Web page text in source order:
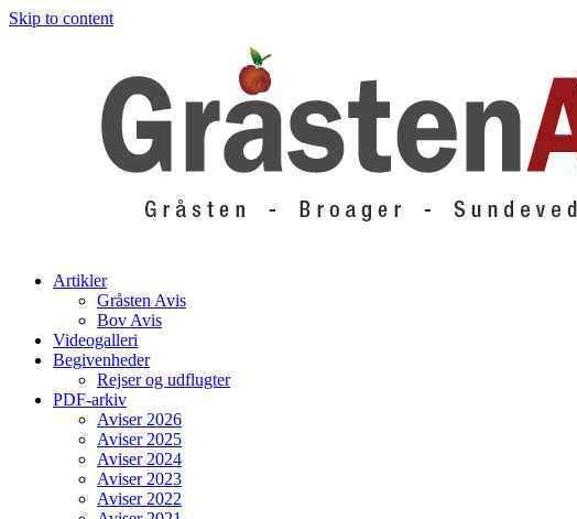
Skip to content
Artikler
Gråsten Avis
Bov Avis
Videogalleri
Begivenheder
Rejser og udflugter
PDF-arkiv
Aviser 2026
Aviser 2025
Aviser 2024
Aviser 2023
Aviser 2022